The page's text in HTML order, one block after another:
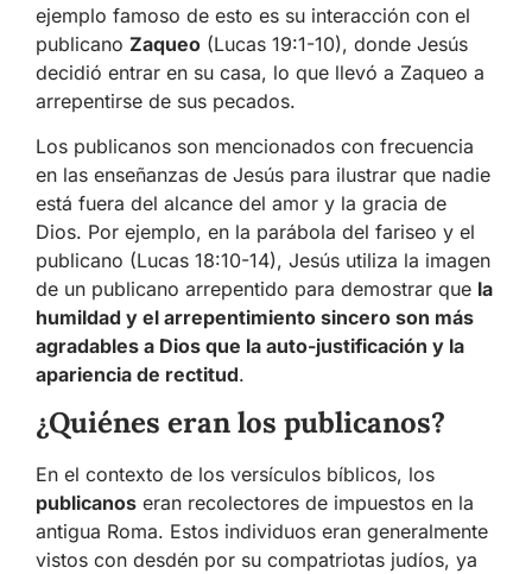
ejemplo famoso de esto es su interacción con el
publicano Zaqueo (Lucas 19:1-10), donde Jesús
decidió entrar en su casa, lo que llevó a Zaqueo a
arrepentirse de sus pecados.
Los publicanos son mencionados con frecuencia
en las enseñanzas de Jesús para ilustrar que nadie
está fuera del alcance del amor y la gracia de
Dios. Por ejemplo, en la parábola del fariseo y el
publicano (Lucas 18:10-14), Jesús utiliza la imagen
de un publicano arrepentido para demostrar que la
humildad y el arrepentimiento sincero son más
agradables a Dios que la auto-justificación y la
apariencia de rectitud.
¿Quiénes eran los publicanos?
En el contexto de los versículos bíblicos, los
publicanos eran recolectores de impuestos en la
antigua Roma. Estos individuos eran generalmente
vistos con desdén por su compatriotas judíos, ya